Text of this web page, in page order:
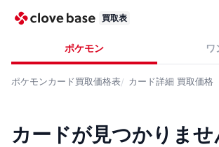
買取表
ポケモン ワ
ポケモンカード買取価格表 カード詳細 買取価格
カードが見つかりませ